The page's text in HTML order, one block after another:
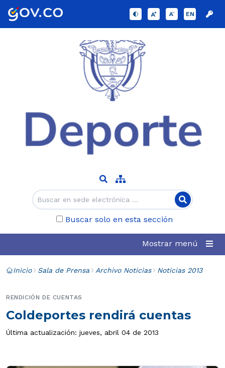
EN
Buscar solo en esta sección
Mostrar menú
Inicio Sala de Prensa Archivo Noticias Noticias 2013
Coldeportes rendirá cuentas
RENDICIÓN DE CUENTAS
Última actualización: jueves, abril 04 de 2013